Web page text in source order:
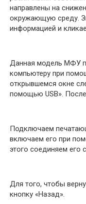
направлены на
окружающую среду.
информацией и
Данная модель МФУ
компьютеру при
открывшемся окне
помощью USB».
Подключаем
включаем его при
этого соединяем его
Для того, чтобы
кнопку «Назад».